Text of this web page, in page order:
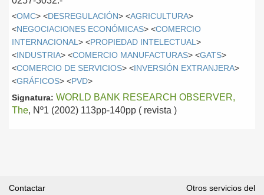
<OMC> <DESREGULACIÓN> <AGRICULTURA>
<NEGOCIACIONES ECONÓMICAS> <COMERCIO
INTERNACIONAL > <PROPIEDAD INTELECTUAL >
<INDUSTRIA> <COMERCIO MANUFACTURAS> <GATS>
<COMERCIO DE SERVICIOS> <INVERSIÓN EXTRANJERA>
<GRÁFICOS> <PVD>
Signatura: WORLD BANK RESEARCH OBSERVER,
The, Nº1 (2002) 113pp-140pp ( revista )
Contactar
Otros servicios del